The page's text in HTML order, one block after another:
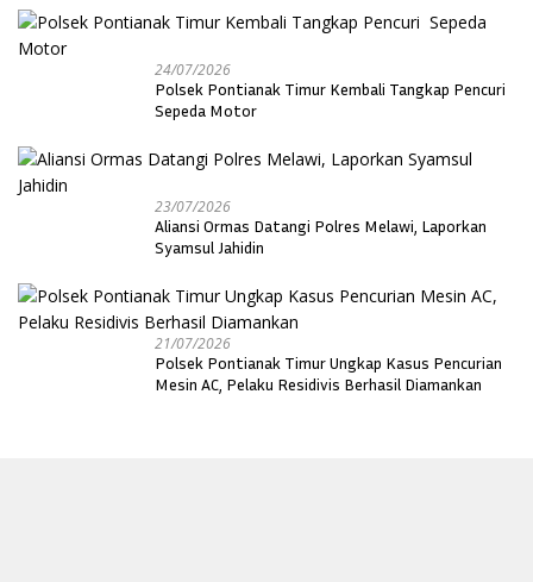
24/07/2026
Polsek Pontianak Timur Kembali Tangkap Pencuri
Sepeda Motor
23/07/2026
Aliansi Ormas Datangi Polres Melawi, Laporkan
Syamsul Jahidin
21/07/2026
Polsek Pontianak Timur Ungkap Kasus Pencurian
Mesin AC, Pelaku Residivis Berhasil Diamankan